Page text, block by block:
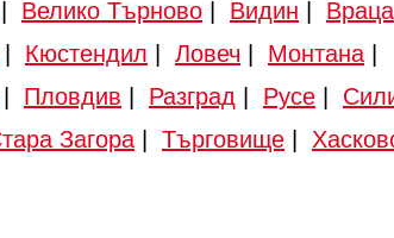
Велико Търново Видин Враца
Кюстендил Ловеч Монтана
Пловдив Разград Русе
Загора Търговище